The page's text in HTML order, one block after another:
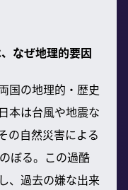
なぜ地理的要因
国の地理的・歴史
本は台風や地震な
の自然災害による
ぼる。この過酷
、過去の嫌な出来